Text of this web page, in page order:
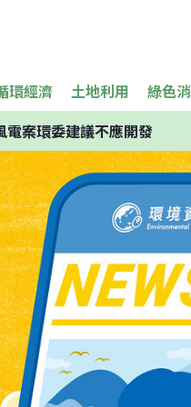
環經濟 土地利用 綠色
電案環委建議不應開發